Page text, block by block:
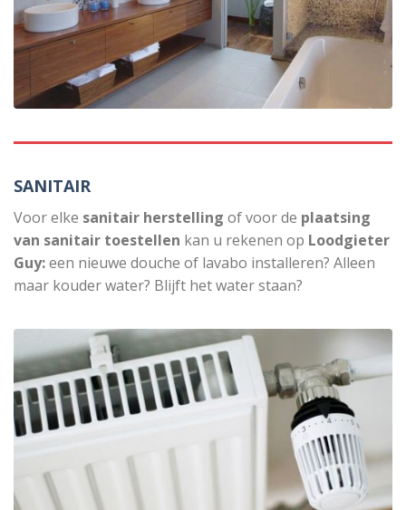
SANITAIR
Voor elke sanitair herstelling of voor de plaatsing
van sanitair toestellen kan u rekenen op Loodgieter
Guy:een nieuwe douche of lavabo installeren? Alleen
maar kouder water? Blijft het water staan?